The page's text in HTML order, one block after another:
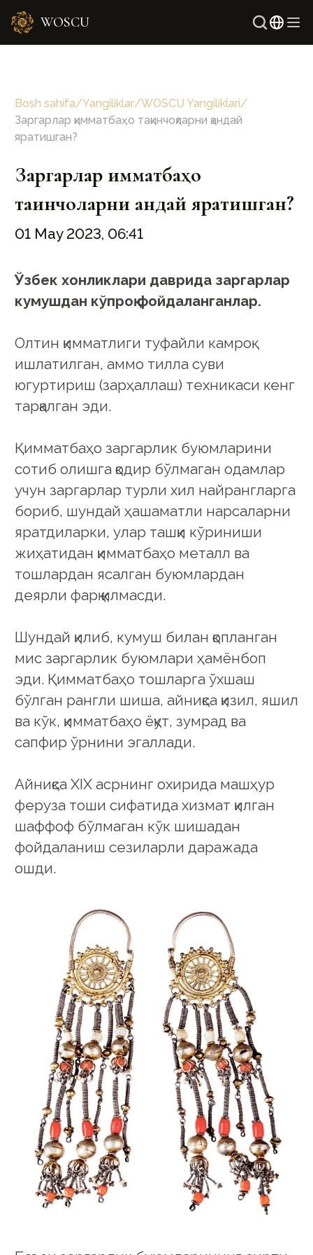
WOSCU
Bosh sahifa/Yangiliklar/WOSCU Yangiliklari/
Заргарлар қимматбаҳо тақинчоқларни қандай
яратишган?
Заргарлар қимматбаҳо
тақинчоқларни қандай яратишган?
01 May 2023, 06:41
Ўзбек хонликлари даврида заргарлар
кумушдан кўпроқ фойдаланганлар.
Олтин қимматлиги туфайли камроқ
ишлатилган, аммо тилла суви
югуртириш (зарҳаллаш) техникаси кенг
тарқалган эди.
Қимматбаҳо заргарлик буюмларини
сотиб олишга қодир бўлмаган одамлар
учун заргарлар турли хил найрангларга
бориб, шундай ҳашаматли нарсаларни
яратдиларки, улар ташқи кўриниши
жиҳатидан қимматбаҳо металл ва
тошлардан ясалган буюмлардан
деярли фарқ қилмасди.
Шундай қилиб, кумуш билан қопланган
мис заргарлик буюмлари ҳамёнбоп
эди. Қимматбаҳо тошларга ўхшаш
бўлган рангли шиша, айниқса қизил, яшил
ва кўк, қимматбаҳо ёқут, зумрад ва
сапфир ўрнини эгаллади.
Айниқса ХIХ асрнинг охирида машҳур
феруза тоши сифатида хизмат қилган
шаффоф бўлмаган кўк шишадан
фойдаланиш сезиларли даражада
ошди.